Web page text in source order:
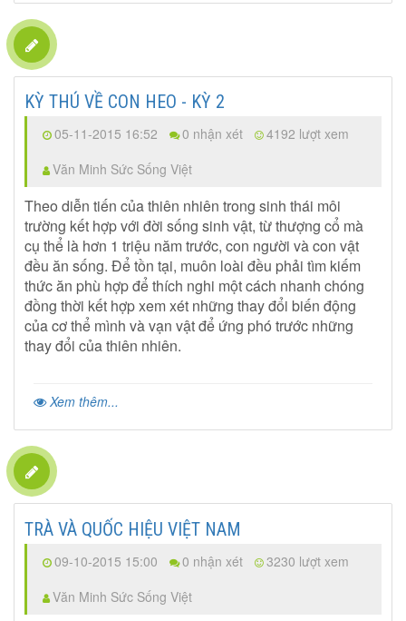
KỲ THÚ VỀ CON HEO - KỲ 2
05-11-2015 16:52 0 nhận xét
4192 lượt xem
Văn Minh Sức Sống Việt
Theo diễn tiến của thiên nhiên trong sinh thái môi
trường kết hợp với đời sống sinh vật, từ thượng cổ mà
cụ thể là hơn 1 triệu năm trước, con người và con vật
đều ăn sống. Để tồn tại, muôn loài đều phải tìm kiếm
thức ăn phù hợp để thích nghi một cách nhanh chóng
đồng thời kết hợp xem xét những thay đổi biến động
của cơ thể mình và vạn vật để ứng phó trước những
thay đổi của thiên nhiên.
Xem thêm...
TRÀ VÀ QUỐC HIỆU VIỆT NAM
09-10-2015 15:00 0 nhận xét
3230 lượt xem
Văn Minh Sức Sống Việt